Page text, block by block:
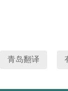
青岛翻译